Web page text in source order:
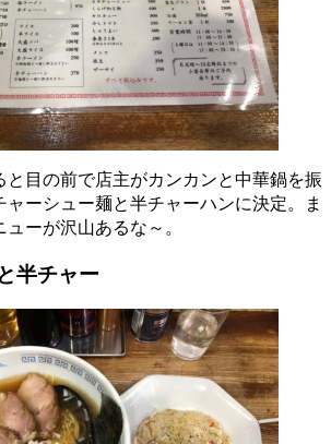
と目の前で店主がカンカンと中華鍋を振
ャーシュー麺と半チャーハンに決定。ま
ーが沢山あるな～。
半チャー